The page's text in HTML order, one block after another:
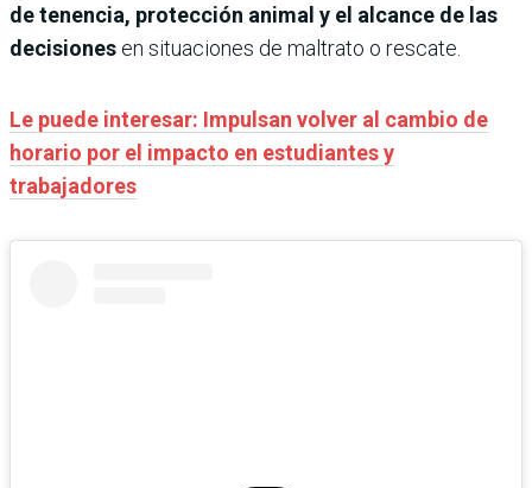
de tenencia, protección animal y el alcance de las
decisiones en situaciones de maltrato o rescate.
Le puede interesar: Impulsan volver al cambio de
horario por el impacto en estudiantes y
trabajadores